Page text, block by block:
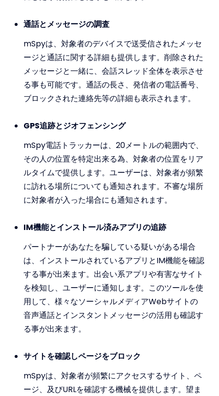
通話とメッセージの調査
mSpyは、対象者のデバイスで送受信されたメッセ
ージと通話に関する詳細も提供します。削除された
メッセージと一緒に、会話スレッド全体を表示させ
る事も可能です。通話の長さ、発信者の電話番号、
ブロックされた連絡先等の詳細も表示されます。
GPS追跡とジオフェンシング
mSpy電話トラッカーは、20メートルの範囲内で、
その人の位置を特定出来る為、対象者の位置をリア
ルタイムで提供します。ユーザーは、対象者が頻繁
に訪れる場所についても通知されます。不審な場所
に対象者が入った場合にも通知されます。
IM機能とインストール済みアプリの追跡
パートナーがあなたを騙している疑いがある場合
は、インストールされているアプリとIM機能を確認
する事が出来ます。出会い系アプリや有害なサイト
を検知し、ユーザーに通知します。このツールを使
用して、様々なソーシャルメディアWebサイトの
音声通話とインスタントメッセージの活用も確認す
る事が出来ます。
サイトを確認しページをブロック
mSpyは、対象者が頻繁にアクセスするサイト、ペ
ージ、及びURLを確認する機械を提供します。望ま